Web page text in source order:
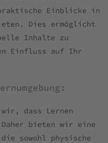
Einblicke in
Dies ermöglicht
Inhalte zu
Einfluss auf Ihr
dass Lernen
bieten wir eine
sowohl physische